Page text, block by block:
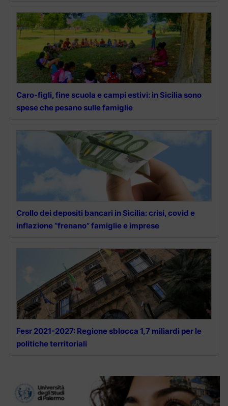
Caro-figli, fine scuola e campi estivi: in Sicilia sono
spese che pesano sulle famiglie
Crollo dei depositi bancari in Sicilia: crisi, covid e
inflazione “frenano” famiglie e imprese
Fesr 2021-2027: Regione sblocca 1,7 miliardi per le
politiche territoriali